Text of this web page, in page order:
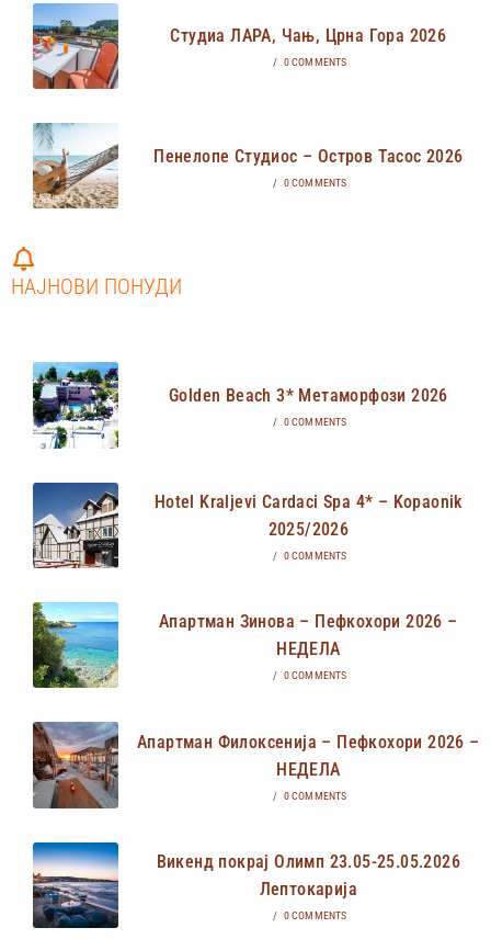
Студиа ЛАРА, Чањ, Црна Гора 2026
/ 0 COMMENTS
Пенелопе Студиос – Остров Тасос 2026
/ 0 COMMENTS
НАЈНОВИ ПОНУДИ
Golden Beach 3* Метаморфози 2026
/ 0 COMMENTS
Hotel Kraljevi Cardaci Spa 4* – Kopaonik
2025/2026
/ 0 COMMENTS
Апартман Зинова – Пефкохори 2026 –
НЕДЕЛА
/ 0 COMMENTS
Апартман Филоксенија – Пефкохори 2026 –
НЕДЕЛА
/ 0 COMMENTS
Викенд покрај Олимп 23.05-25.05.2026
Лептокарија
/ 0 COMMENTS